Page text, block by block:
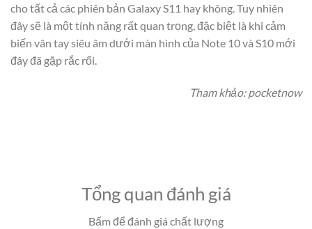
cho tất cả các phiên bản Galaxy S11 hay không. Tuy nhiên
đây sẽ là một tính năng rất quan trọng, đặc biệt là khi cảm
biến vân tay siêu âm dưới màn hình của Note 10 và S10 mới
đây đã gặp rắc rối.
Tham khảo: pocketnow
Tổng quan đánh giá
Bấm để đánh giá chất lượng